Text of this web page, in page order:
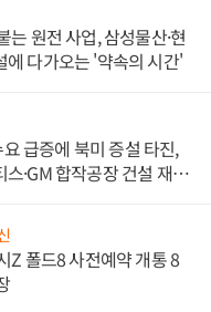
는 원전 사업, 삼성물산·현
에 다가오는 '약속의 시간'
급증에 북미 증설 타진,
·GM 합작공장 건설 재추
Z 폴드8 사전예약 개통 8